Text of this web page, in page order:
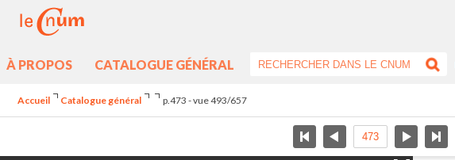
À PROPOS CATALOGUE GÉNÉRAL
Accueil Catalogue général p.473 - vue 493/657